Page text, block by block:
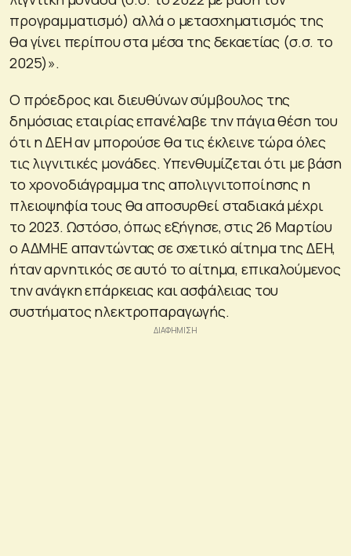
προγραμματισμό) αλλά ο μετασχηματισμός της
θα γίνει περίπου στα μέσα της δεκαετίας (σ.σ. το
2025)».
Ο πρόεδρος και διευθύνων σύμβουλος της
δημόσιας εταιρίας επανέλαβε την πάγια θέση του
ότι η ΔΕΗ αν μπορούσε θα τις έκλεινε τώρα όλες
τις λιγνιτικές μονάδες. Υπενθυμίζεται ότι με βάση
το χρονοδιάγραμμα της απολιγνιτοποίησης η
πλειοψηφία τους θα αποσυρθεί σταδιακά μέχρι
το 2023. Ωστόσο, όπως εξήγησε, στις 26 Μαρτίου
ο ΑΔΜΗΕ απαντώντας σε σχετικό αίτημα της ΔΕΗ,
ήταν αρνητικός σε αυτό το αίτημα, επικαλούμενος
την ανάγκη επάρκειας και ασφάλειας του
συστήματος ηλεκτροπαραγωγής.